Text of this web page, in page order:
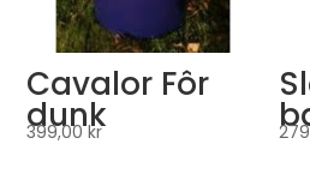
Cavalor Fôr
dunk
399,00kr